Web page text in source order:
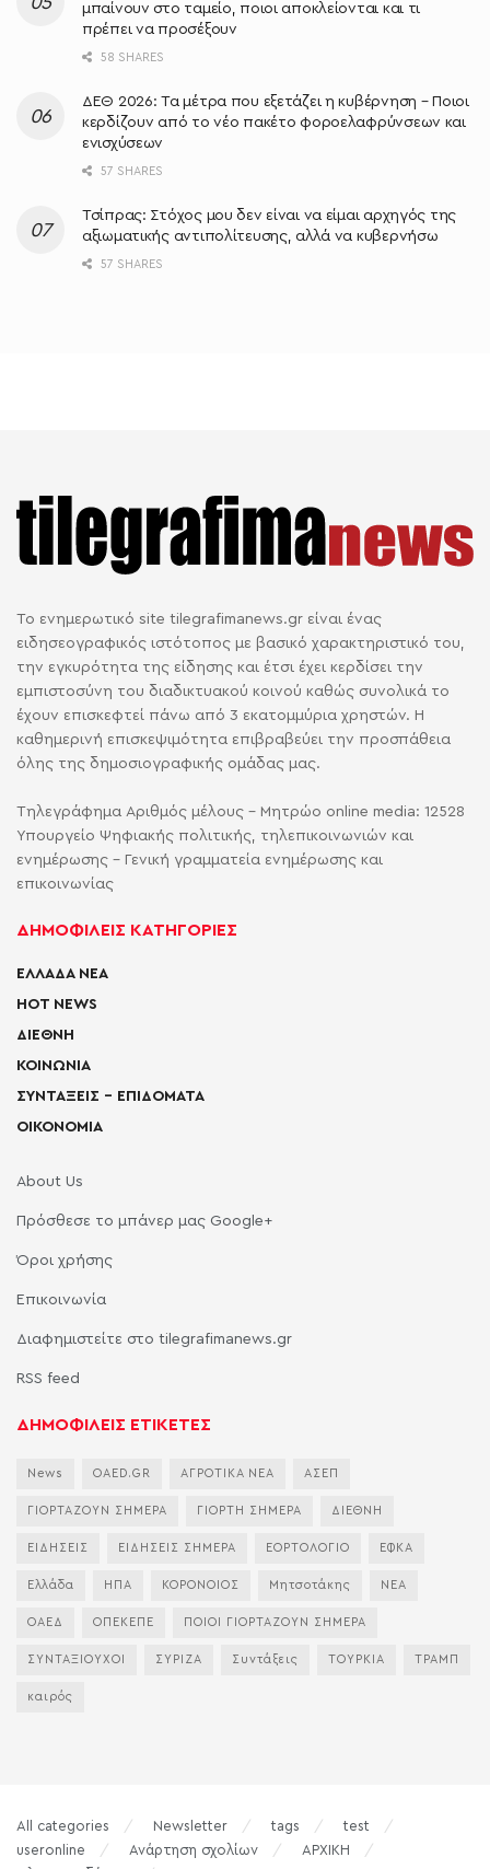
μπαίνουν στο ταμείο, ποιοι αποκλείονται και τι
πρέπει να προσέξουν
58 SHARES
ΔΕΘ 2026: Τα μέτρα που εξετάζει η κυβέρνηση – Ποιοι
κερδίζουν από το νέο πακέτο φοροελαφρύνσεων και
ενισχύσεων
57 SHARES
Τσίπρας: Στόχος μου δεν είναι να είμαι αρχηγός της
αξιωματικής αντιπολίτευσης, αλλά να κυβερνήσω
57 SHARES
Το ενημερωτικό site tilegrafimanews.gr είναι ένας
ειδησεογραφικός ιστότοπος με βασικό χαρακτηριστικό του,
την εγκυρότητα της είδησης και έτσι έχει κερδίσει την
εμπιστοσύνη του διαδικτυακού κοινού καθώς συνολικά το
έχουν επισκεφτεί πάνω από 3 εκατομμύρια χρηστών. Η
καθημερινή επισκεψιμότητα επιβραβεύει την προσπάθεια
όλης της δημοσιογραφικής ομάδας μας.
Τηλεγράφημα Αριθμός μέλους - Μητρώο online media: 12528
Υπουργείο Ψηφιακής πολιτικής, τηλεπικοινωνιών και
ενημέρωσης - Γενική γραμματεία ενημέρωσης και
επικοινωνίας
ΔΗΜΟΦΙΛΕΙΣ ΚΑΤΗΓΟΡΙΕΣ
ΕΛΛΑΔΑ ΝΕΑ
HOT NEWS
ΔΙΕΘΝΗ
ΚΟΙΝΩΝΙΑ
ΣΥΝΤΑΞΕΙΣ – ΕΠΙΔΟΜΑΤΑ
ΟΙΚΟΝΟΜΙΑ
About Us
Πρόσθεσε το μπάνερ μας Google+
Όροι χρήσης
Επικοινωνία
Διαφημιστείτε στο tilegrafimanews.gr
RSS feed
ΔΗΜΟΦΙΛΕΙΣ ΕΤΙΚΕΤΕΣ
News OAED.GR ΑΓΡΟΤΙΚΑ ΝΕΑ ΑΣΕΠ
ΓΙΟΡΤΑΖΟΥΝ ΣΗΜΕΡΑ ΓΙΟΡΤΗ ΣΗΜΕΡΑ ΔΙΕΘΝΗ
ΕΙΔΗΣΕΙΣ ΕΙΔΗΣΕΙΣ ΣΗΜΕΡΑ ΕΟΡΤΟΛΟΓΙΟ ΕΦΚΑ
Ελλάδα ΗΠΑ ΚΟΡΟΝΟΙΟΣ Μητσοτάκης ΝΕΑ
ΟΑΕΔ ΟΠΕΚΕΠΕ ΠΟΙΟΙ ΓΙΟΡΤΑΖΟΥΝ ΣΗΜΕΡΑ
ΣΥΝΤΑΞΙΟΥΧΟΙ ΣΥΡΙΖΑ Συντάξεις ΤΟΥΡΚΙΑ ΤΡΑΜΠ
καιρός
All categories Newsletter tags
test
useronline
Ανάρτηση σχολίων
ΑΡΧΙΚΗ